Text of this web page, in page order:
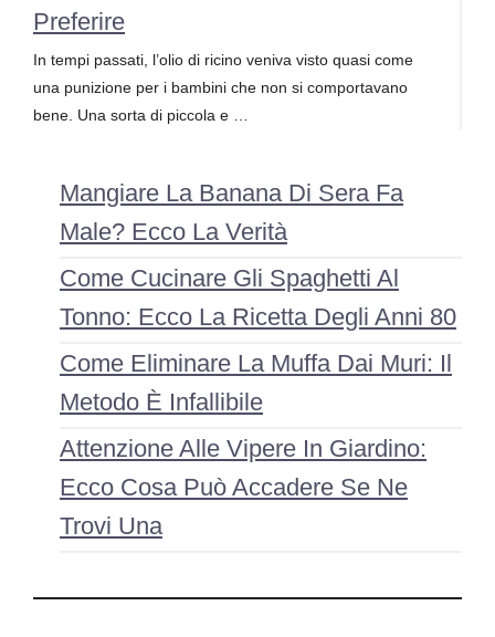
Preferire
In tempi passati, l’olio di ricino veniva visto quasi come
una punizione per i bambini che non si comportavano
bene. Una sorta di piccola e …
Mangiare La Banana Di Sera Fa
Male? Ecco La Verità
Come Cucinare Gli Spaghetti Al
Tonno: Ecco La Ricetta Degli Anni 80
Come Eliminare La Muffa Dai Muri: Il
Metodo È Infallibile
Attenzione Alle Vipere In Giardino:
Ecco Cosa Può Accadere Se Ne
Trovi Una